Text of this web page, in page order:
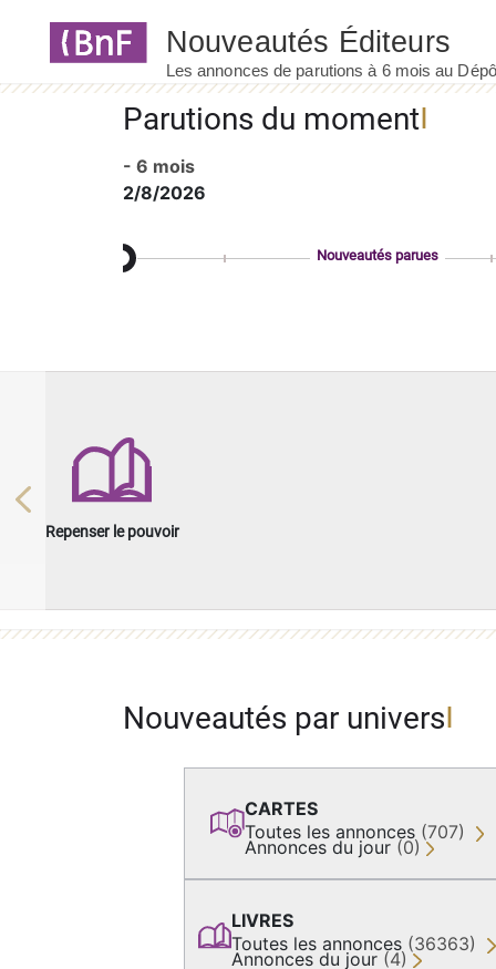
Parutions du moment
- 6 mois
2/8/2026
Nouveautés parues
Repenser le pouvoir
Previous
Nouveautés par univers
CARTES
Toutes les annonces (707)
Annonces du jour (0)
LIVRES
Toutes les annonces (36363)
Annonces du jour (4)